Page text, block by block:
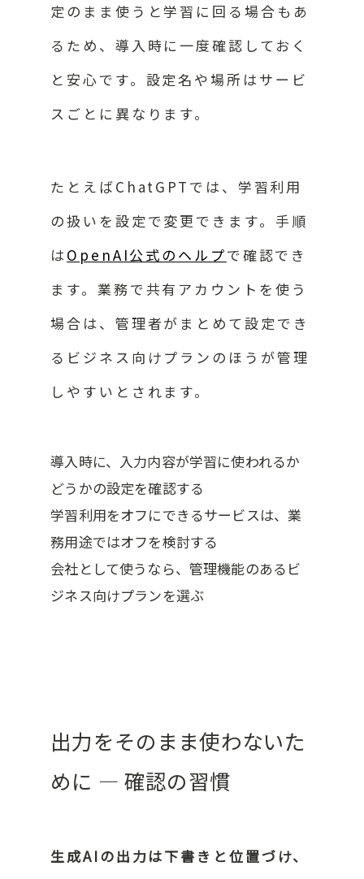
定のまま使うと学習に回る場合もあ
るため、導入時に一度確認しておく
と安心です。設定名や場所はサービ
スごとに異なります。
たとえばChatGPTでは、学習利用
の扱いを設定で変更できます。手順
はOpenAI公式のヘルプで確認でき
ます。業務で共有アカウントを使う
場合は、管理者がまとめて設定でき
るビジネス向けプランのほうが管理
しやすいとされます。
導入時に、入力内容が学習に使われるか
どうかの設定を確認する
学習利用をオフにできるサービスは、業
務用途ではオフを検討する
会社として使うなら、管理機能のあるビ
ジネス向けプランを選ぶ
出力をそのまま使わないた
めに ― 確認の習慣
生成AIの出力は下書きと位置づけ、